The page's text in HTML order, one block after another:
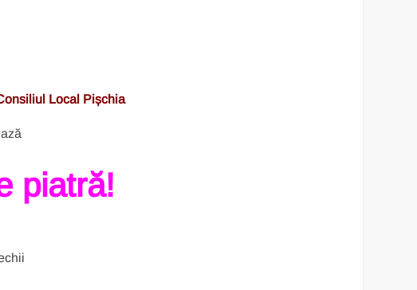
Local Pișchia
piatră!